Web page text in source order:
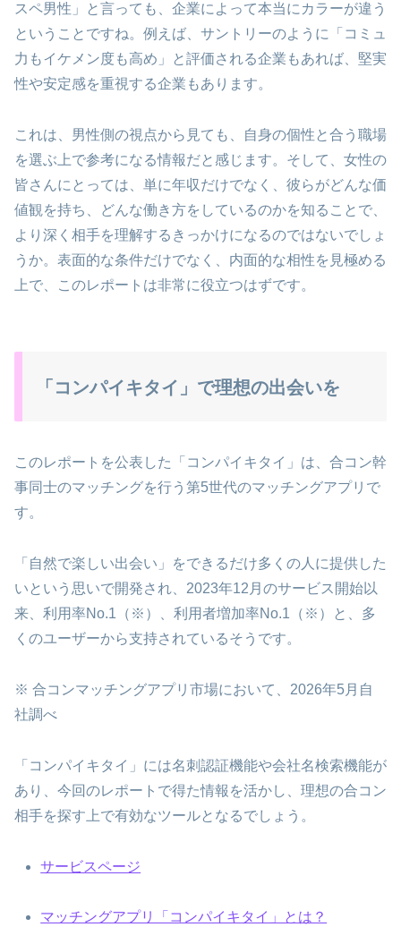
スペ男性」と言っても、企業によって本当にカラーが違う
ということですね。例えば、サントリーのように「コミュ
力もイケメン度も高め」と評価される企業もあれば、堅実
性や安定感を重視する企業もあります。
これは、男性側の視点から見ても、自身の個性と合う職場
を選ぶ上で参考になる情報だと感じます。そして、女性の
皆さんにとっては、単に年収だけでなく、彼らがどんな価
値観を持ち、どんな働き方をしているのかを知ることで、
より深く相手を理解するきっかけになるのではないでしょ
うか。表面的な条件だけでなく、内面的な相性を見極める
上で、このレポートは非常に役立つはずです。
「コンパイキタイ」で理想の出会いを
このレポートを公表した「コンパイキタイ」は、合コン幹
事同士のマッチングを行う第5世代のマッチングアプリで
す。
「自然で楽しい出会い」をできるだけ多くの人に提供した
いという思いで開発され、2023年12月のサービス開始以
来、利用率No.1（※）、利用者増加率No.1（※）と、多
くのユーザーから支持されているそうです。
※ 合コンマッチングアプリ市場において、2026年5月自
社調べ
「コンパイキタイ」には名刺認証機能や会社名検索機能が
あり、今回のレポートで得た情報を活かし、理想の合コン
相手を探す上で有効なツールとなるでしょう。
サービスページ
マッチングアプリ「コンパイキタイ」とは？